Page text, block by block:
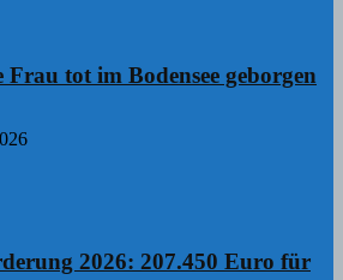
Frau tot im Bodensee geborgen
2026: 207.450 Euro für